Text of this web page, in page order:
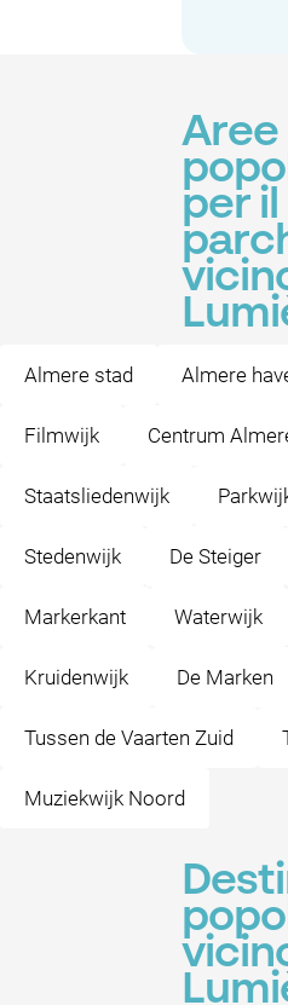
Aree
per il
Almere stad Almere
Filmwijk Centrum
Staatsliedenwijk
Stedenwijk De Steiger
Markerkant Waterwijk
Kruidenwijk De Marken
Tussen de Vaarten Zuid
Muziekwijk Noord